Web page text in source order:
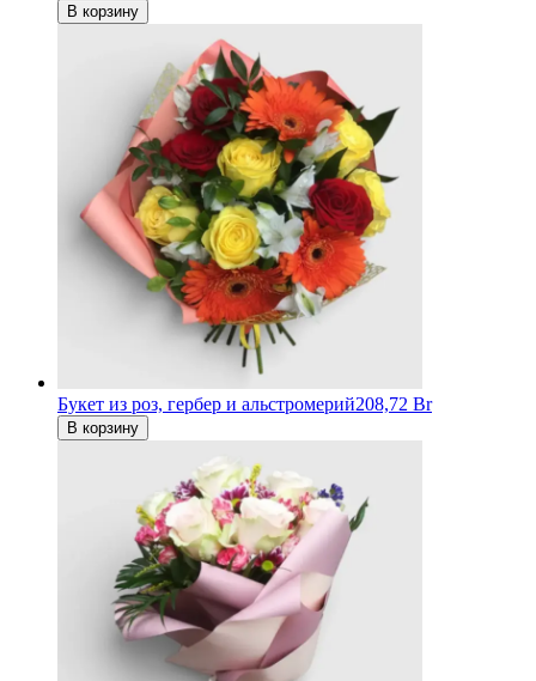
В корзину
Букет из роз, гербер и альстромерий208,72 Br
В корзину